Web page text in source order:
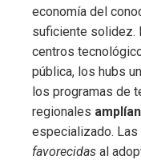
economía del
suficiente solidez.
centros
pública, los hubs
los programas de
regionales amplían
especializado.
favorecidas al